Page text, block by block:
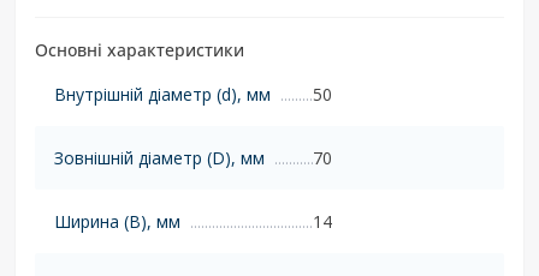
Основні характеристики
Внутрішній діаметр (d), мм
50
Зовнішній діаметр (D), мм 70
Ширина (B), мм 14